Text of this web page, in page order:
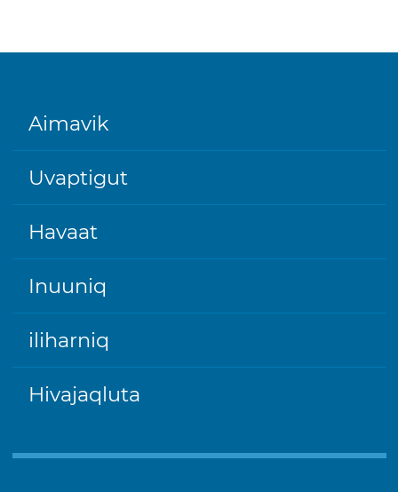
Aimavik
Uvaptigut
Havaat
Inuuniq
iliharniq
Hivajaqluta